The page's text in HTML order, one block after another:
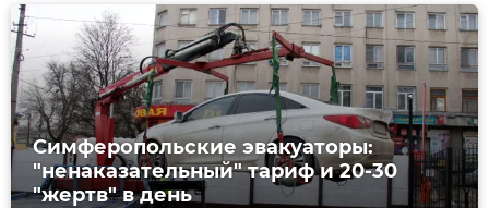
Симферопольские эвакуаторы:
"ненаказательный" тариф и 20-30
"жертв" в день